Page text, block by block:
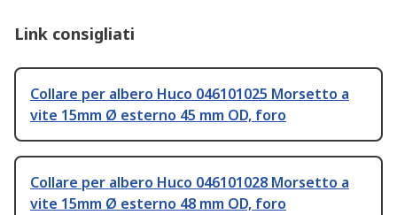
Link consigliati
Collare per albero Huco 046101025 Morsetto a
vite 15mm Ø esterno 45 mm OD, foro
Collare per albero Huco 046101028 Morsetto a
vite 15mm Ø esterno 48 mm OD, foro